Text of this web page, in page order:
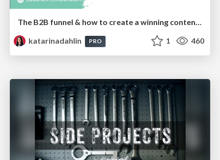
The B2B funnel & how to create a winning content strategy
katarinadahlin
PRO 1 460